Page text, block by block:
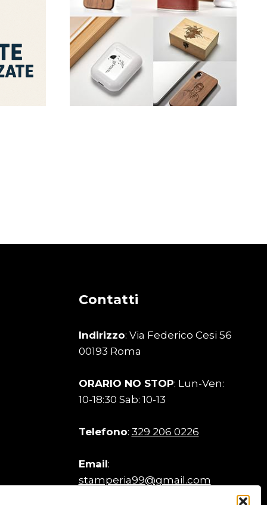
Contatti
Indirizzo: Via Federico Cesi 56
00193 Roma
ORARIO NO STOP: Lun-Ven:
10-18:30 Sab: 10-13
Telefono: 329 206 0226
Email:
stamperia99@gmail.com